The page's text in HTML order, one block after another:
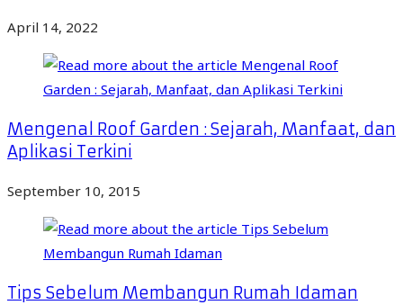
April 14, 2022
Mengenal Roof Garden : Sejarah, Manfaat, dan
Aplikasi Terkini
September 10, 2015
Tips Sebelum Membangun Rumah Idaman